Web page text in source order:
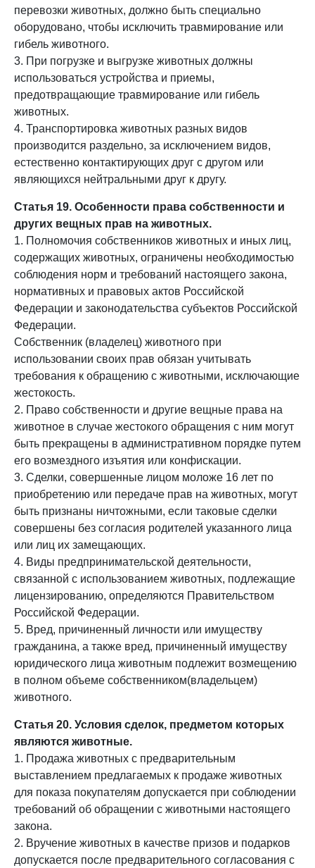
перевозки животных, должно быть специально
оборудовано, чтобы исключить травмирование или
гибель животного.
3. При погрузке и выгрузке животных должны
использоваться устройства и приемы,
предотвращающие травмирование или гибель
животных.
4. Транспортировка животных разных видов
производится раздельно, за исключением видов,
естественно контактирующих друг с другом или
являющихся нейтральными друг к другу.
Статья 19. Особенности права собственности и
других вещных прав на животных.
1. Полномочия собственников животных и иных лиц,
содержащих животных, ограничены необходимостью
соблюдения норм и требований настоящего закона,
нормативных и правовых актов Российской
Федерации и законодательства субъектов Российской
Федерации.
Собственник (владелец) животного при
использовании своих прав обязан учитывать
требования к обращению с животными, исключающие
жестокость.
2. Право собственности и другие вещные права на
животное в случае жестокого обращения с ним могут
быть прекращены в административном порядке путем
его возмездного изъятия или конфискации.
3. Сделки, совершенные лицом моложе 16 лет по
приобретению или передаче прав на животных, могут
быть признаны ничтожными, если таковые сделки
совершены без согласия родителей указанного лица
или лиц их замещающих.
4. Виды предпринимательской деятельности,
связанной с использованием животных, подлежащие
лицензированию, определяются Правительством
Российской Федерации.
5. Вред, причиненный личности или имуществу
гражданина, а также вред, причиненный имуществу
юридического лица животным подлежит возмещению
в полном объеме собственником(владельцем)
животного.
Статья 20. Условия сделок, предметом которых
являются животные.
1. Продажа животных с предварительным
выставлением предлагаемых к продаже животных
для показа покупателям допускается при соблюдении
требований об обращении с животными настоящего
закона.
2. Вручение животных в качестве призов и подарков
допускается после предварительного согласования с